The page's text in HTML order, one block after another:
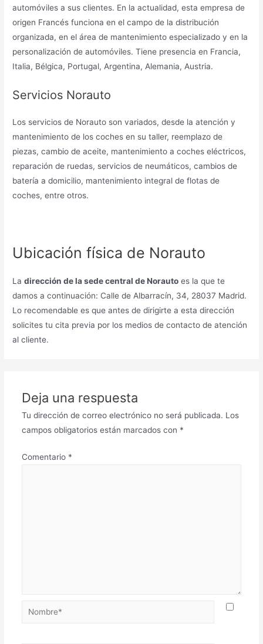
automóviles a sus clientes. En la actualidad, esta empresa de
origen Francés funciona en el campo de la distribución
organizada, en el área de mantenimiento especializado y en la
personalización de automóviles. Tiene presencia en Francia,
Italia, Bélgica, Portugal, Argentina, Alemania, Austria.
Servicios Norauto
Los servicios de Norauto son variados, desde la atención y
mantenimiento de los coches en su taller, reemplazo de
piezas, cambio de aceite, mantenimiento a coches eléctricos,
reparación de ruedas, servicios de neumáticos, cambios de
batería a domicilio, mantenimiento integral de flotas de
coches, entre otros.
Ubicación física de Norauto
Ladirección de la sede central de Norauto es la que te
damos a continuación: Calle de Albarracín, 34, 28037 Madrid.
Lo recomendable es que antes de dirigirte a esta dirección
solicites tu cita previa por los medios de contacto de atención
al cliente.
Deja una respuesta
Tu dirección de correo electrónico no será publicada. Los
campos obligatorios están marcados con *
Comentario *
Nombre*